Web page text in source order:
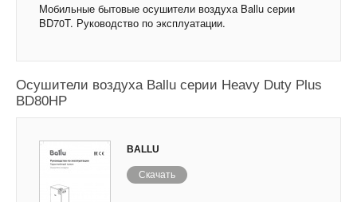
Мобильные бытовые осушители воздуха Ballu серии
BD70T. Руководство по эксплуатации.
Осушители воздуха Ballu серии Heavy Duty Plus
BD80HP
BALLU
Скачать